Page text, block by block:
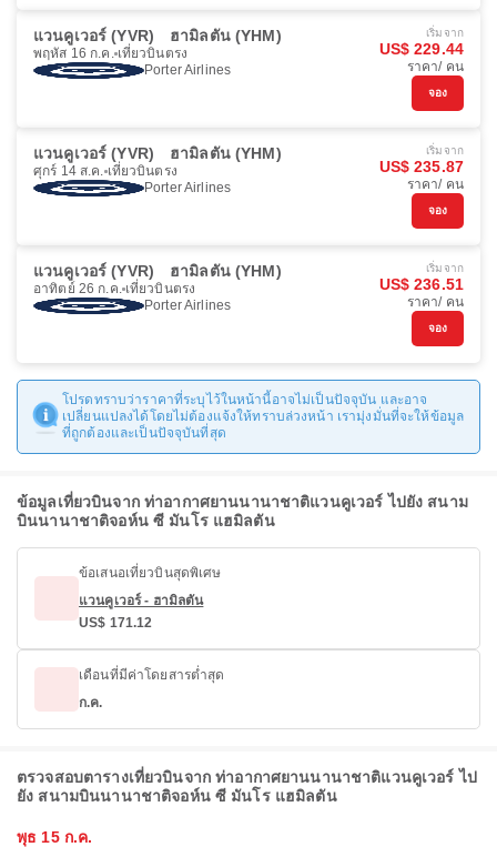
แวนคูเวอร์ (YVR) ฮามิลตัน (YHM)
พฤหัส 16 ก.ค. เที่ยวบินตรง
Porter Airlines
เริ่มจาก
US$ 229.44
ราคา/ คน
จอง
แวนคูเวอร์ (YVR) ฮามิลตัน (YHM)
ศุกร์ 14 ส.ค. เที่ยวบินตรง
Porter Airlines
เริ่มจาก
US$ 235.87
ราคา/ คน
จอง
แวนคูเวอร์ (YVR) ฮามิลตัน (YHM)
อาทิตย์ 26 ก.ค. เที่ยวบินตรง
Porter Airlines
เริ่มจาก
US$ 236.51
ราคา/ คน
จอง
โปรดทราบว่าราคาที่ระบุไว้ในหน้านี้อาจไม่เป็นปัจจุบัน และอาจ
เปลี่ยนแปลงได้โดยไม่ต้องแจ้งให้ทราบล่วงหน้า เรามุ่งมั่นที่จะให้ข้อมูล
ที่ถูกต้องและเป็นปัจจุบันที่สุด
ข้อมูลเที่ยวบินจาก ท่าอากาศยานนานาชาติแวนคูเวอร์ ไปยัง สนาม
บินนานาชาติจอห์น ซี มันโร แฮมิลตัน
ข้อเสนอเที่ยวบินสุดพิเศษ
แวนคูเวอร์ - ฮามิลตัน
US$ 171.12
เดือนที่มีค่าโดยสารต่ำสุด
ก.ค.
ตรวจสอบตารางเที่ยวบินจาก ท่าอากาศยานนานาชาติแวนคูเวอร์ ไป
ยัง สนามบินนานาชาติจอห์น ซี มันโร แฮมิลตัน
พุธ 15 ก.ค.